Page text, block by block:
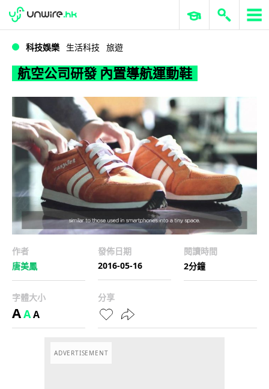
航空公司研發 內置導航運動鞋
WWDC 2026 ERP 與商業 AI
科技娛樂 生活科技 旅遊
航空公司研發 內置導航運動鞋
作者
唐美鳳
發佈日期
2016-05-16
閱讀時間
2分鐘
字體大小
AAA
分享
ADVERTISEMENT